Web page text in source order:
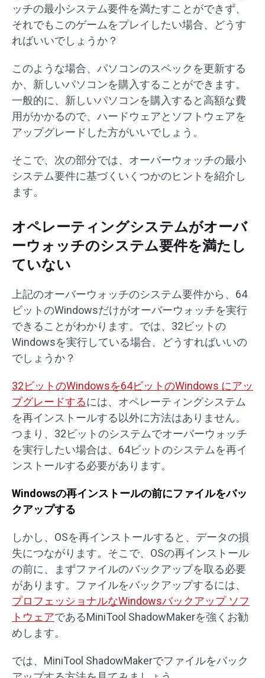
ッチの最小システム要件を満たすことができず、
それでもこのゲームをプレイしたい場合、どうす
ればいいでしょうか？
このような場合、パソコンのスペックを更新する
か、新しいパソコンを購入することができます。
一般的に、新しいパソコンを購入すると高額な費
用がかかるので、ハードウェアとソフトウェアを
アップグレードした方がいいでしょう。
そこで、次の部分では、オーバーウォッチの最小
システム要件に基づくいくつかのヒントを紹介し
ます。
オペレーティングシステムがオーバ
ーウォッチのシステム要件を満たし
ていない
上記のオーバーウォッチのシステム要件から、64
ビットのWindowsだけがオーバーウォッチを実行
できることがわかります。では、32ビットの
Windowsを実行している場合、どうすればいいの
でしょうか？
32ビットのWindowsを64ビットのWindows にアッ
プグレードするには、オペレーティングシステム
を再インストールする以外に方法はありません。
つまり、32ビットのシステムでオーバーウォッチ
を実行したい場合は、64ビットのシステムを再イ
ンストールする必要があります。
Windowsの再インストールの前にファイルをバッ
クアップする
しかし、OSを再インストールすると、データの損
失につながります。そこで、OSの再インストール
の前に、まずファイルのバックアップを取る必要
があります。ファイルをバックアップするには、
プロフェッショナルなWindowsバックアップ ソフ
トウェアであるMiniTool ShadowMakerを強くお勧
めします。
では、MiniTool ShadowMakerでファイルをバック